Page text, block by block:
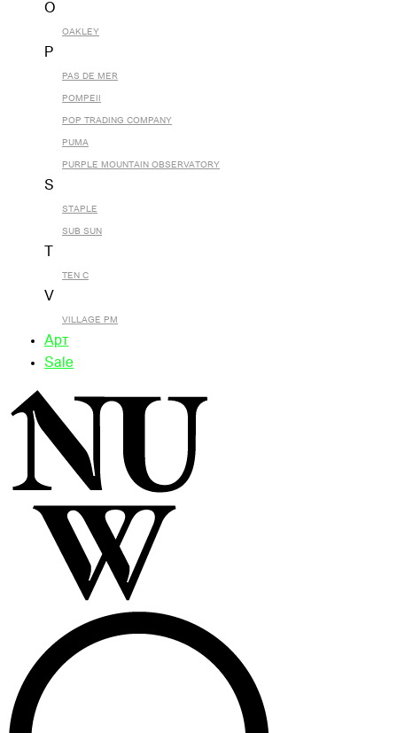
O
OAKLEY
P
PAS DE MER
POMPEII
POP TRADING COMPANY
PUMA
PURPLE MOUNTAIN OBSERVATORY
S
STAPLE
SUB SUN
TEN C
V
VILLAGE PM
Арт
Sale